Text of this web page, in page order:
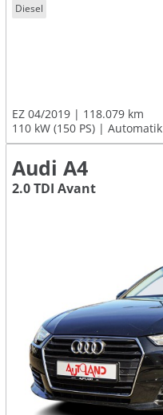
Diesel
EZ 04/2019
118.079 km
110 kW (150 PS)
Automatik
Audi A4
2.0 TDI Avant